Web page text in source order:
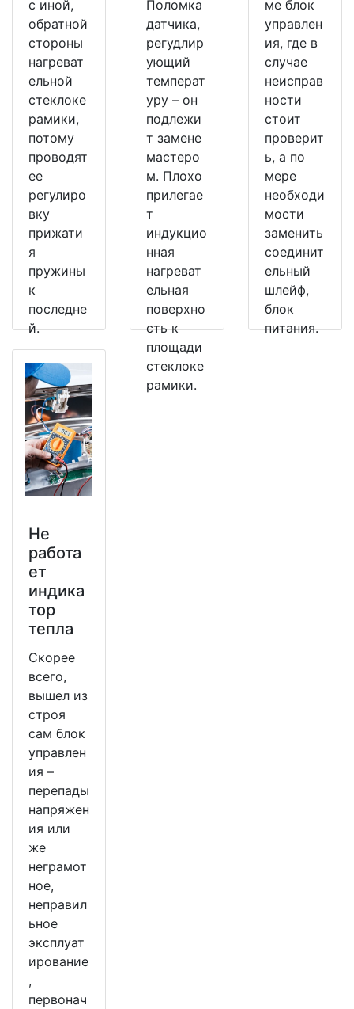
с иной,
обратной
стороны
нагреват
ельной
стеклоке
рамики,
потому
проводят
ее
регулиро
вку
прижати
я
пружины
к
последне
й.
Поломка
датчика,
регудлир
ующий
температ
уру – он
подлежи
т замене
мастеро
м. Плохо
прилегае
т
индукцио
нная
нагреват
ельная
поверхно
сть к
площади
стеклоке
рамики.
ме блок
управлен
ия, где в
случае
неисправ
ности
стоит
проверит
ь, а по
мере
необходи
мости
заменить
соединит
ельный
шлейф,
блок
питания.
Не
работа
ет
индика
тор
тепла
Скорее
всего,
вышел из
строя
сам блок
управлен
ия –
перепады
напряжен
ия или
же
неграмот
ное,
неправил
ьное
эксплуат
ирование
,
первонач